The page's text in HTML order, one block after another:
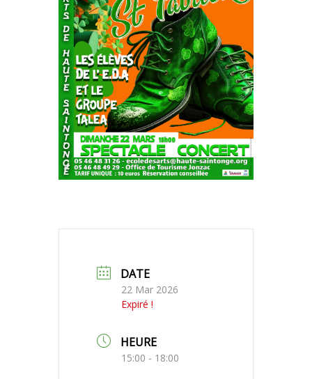
DATE
22 Mar 2026
Expiré !
HEURE
15:00 - 18:00